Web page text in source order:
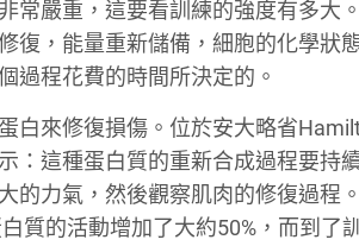
常嚴重，這要看訓練的強度有多大
復，能量重新儲備，細胞的化學狀
過程花費的時間所決定的。
白來修復損傷。位於安大略省
：這種蛋白質的重新合成過程要持
的力氣，然後觀察肌肉的修復過程
質的活動增加了大約50%，而到了